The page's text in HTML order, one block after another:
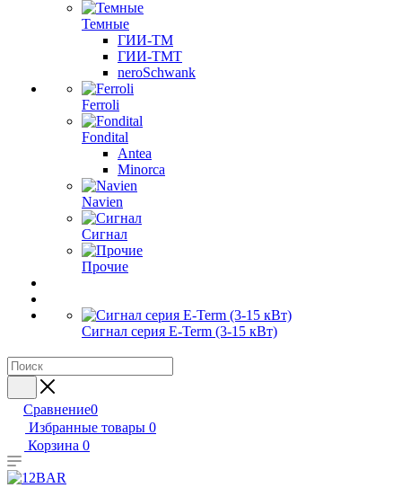
Темные
ГИИ-ТМ
ГИИ-ТМТ
neroSchwank
Ferroli
Fondital
Antea
Minorca
Navien
Сигнал
Прочие
Сигнал серия E-Term (3-15 кВт)
Сравнение0
Избранные товары 0
Корзина 0